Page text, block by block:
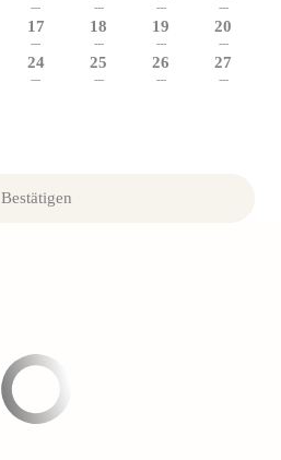
--- --- --- ---
17
---
18
---
19
---
20
---
24
---
25
---
26
---
27
---
Bestätigen